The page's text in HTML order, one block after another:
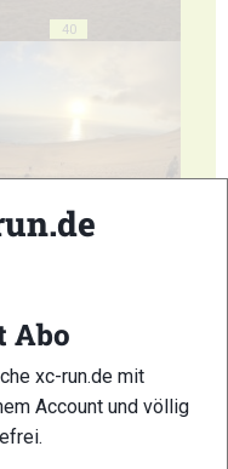
40
44
Abo
xc-run.de mit
Account und völlig